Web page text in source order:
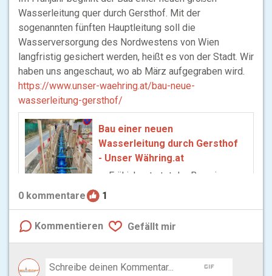
Wasserleitung quer durch Gersthof. Mit der
sogenannten fünften Hauptleitung soll die
Wasserversorgung des Nordwestens von Wien
langfristig gesichert werden, heißt es von der Stadt. Wir
haben uns angeschaut, wo ab März aufgegraben wird.
https://www.unser-waehring.at/bau-neue-
wasserleitung-gersthof/
Bau einer neuen
Wasserleitung durch Gersthof
- Unser Währing.at
m Frühjahr startet der Bau einer
neuen großen Wasserleitung
Wasserversorgung des
Nordwestens von Wien zu
0 kommentare 1
Kommentieren Gefällt mir
gif